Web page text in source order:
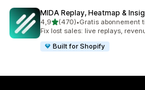
MIDA Replay, Heatmap &
4,9av 5 stjerner
(470)
Totalt 470 omtaler
•Gratis abonnement
Fix lost sales: live replays,
Built for Shopify